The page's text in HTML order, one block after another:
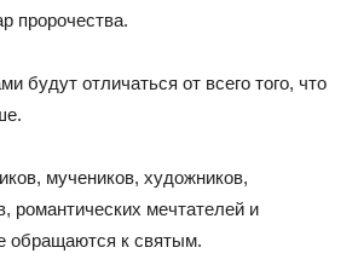
пророчества.
будут отличаться от всего того, что
мучеников, художников,
романтических мечтателей и
обращаются к святым.